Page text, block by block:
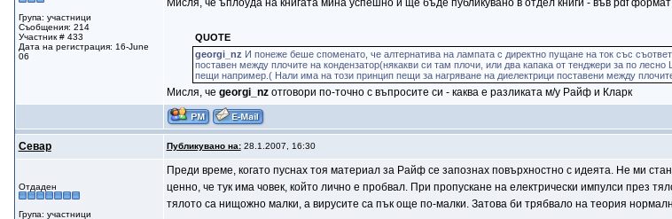
Група: участници
Съобщения: 214
Участник # 433
Дата на регистрация: 16-June
06
Мисля, че ъплоуда на книгата мина успешно и ще бъде публикувано в отдел книги - във pdf
QUOTE
georgi_nz И понеже беше споменато, че алтернатива на лампата с директно пущане на ток със
поставен между плочите на кондензатор(някакви си там плочи, или два капака от тенджери за по
пещи например.( Нали има на този принцип пещи за нагряване на диелектрици поставени между
Мисля, че georgi_nzотговори по-точно с въпросите си - каква е разликата м/у Райф и Кларк
Севар Публикувано на:28.1.2007, 16:30
Отдаден
Група: участници
Преди време, когато пуснах тоя материал за Райф се запознах повърхностно с идеята. Не ми
ценно, че тук има човек, който лично е пробвал. При пропускане на електрически импулси през
тялото са нищожно малки, а вирусите са пък още по-малки. Затова би трябвало на теория